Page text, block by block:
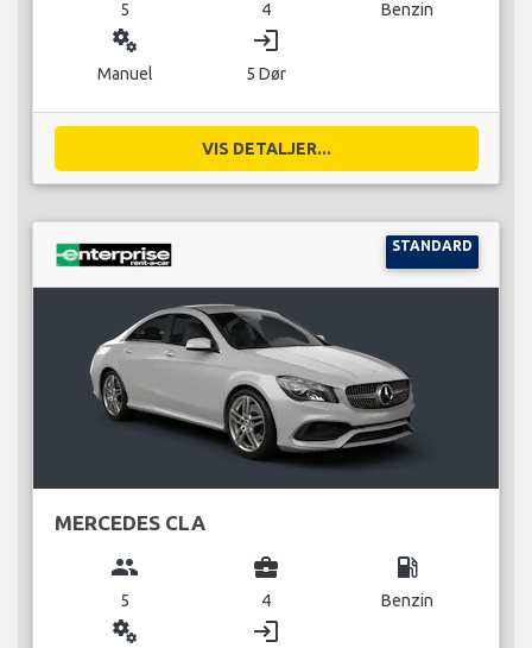
5 4 Benzin
miscellaneous_services
Manuel
login
5 Dør
VIS DETALJER...
STANDARD
MERCEDES CLA
group
5
business_center
4
local_gas_station
Benzin
miscellaneous_services login